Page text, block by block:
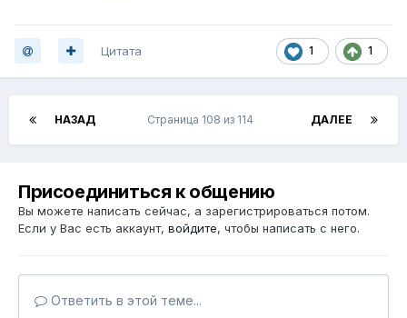
1 1
Цитата
НАЗАД ДАЛЕЕ
Страница 108 из 114
Присоединиться к общению
Вы можете написать сейчас, а зарегистрироваться потом.
Если у Вас есть аккаунт, войдите, чтобы написать с него.
Ответить в этой теме...